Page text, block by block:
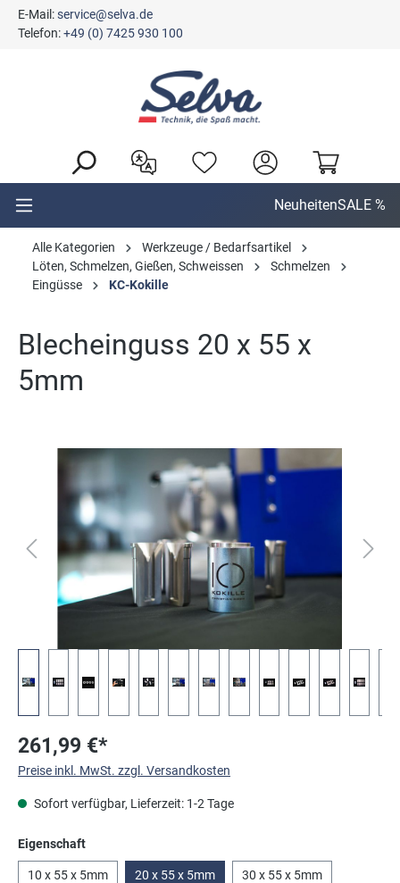
springen
E-Mail:service@selva.de
Telefon:+49 (0) 7425 930 100
NeuheitenSALE %
Alle Kategorien
Werkzeuge / Bedarfsartikel
Löten, Schmelzen, Gießen, Schweissen
Schmelzen
Eingüsse
KC-Kokille
Blecheinguss 20 x 55 x
5mm
Bildergalerie überspringen
261,99 €*
Preise inkl. MwSt. zzgl. Versandkosten
Sofort verfügbar, Lieferzeit: 1-2 Tage
Eigenschaftauswählen
10 x 55 x 5mm 20 x 55 x 5mm 30 x 55 x 5mm